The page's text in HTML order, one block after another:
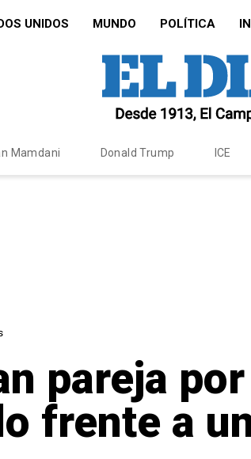
UNIDOS MUNDO POLÍTICA
Mamdani Donald Trump ICE
pareja
frente a